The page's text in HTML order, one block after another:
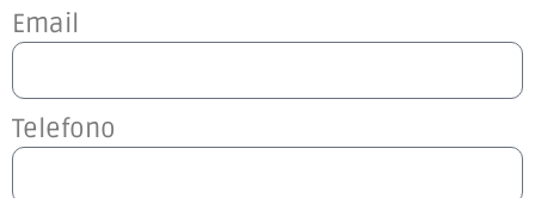
Email
Telefono